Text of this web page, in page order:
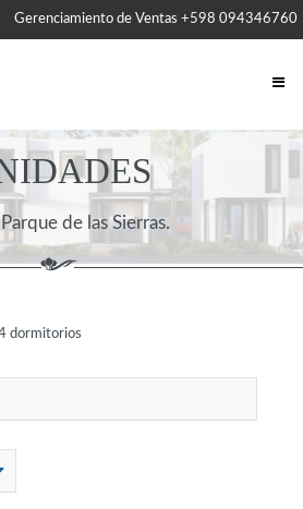
Gerenciamiento de Ventas +598 094346760
de las Sierras.
dormitorios